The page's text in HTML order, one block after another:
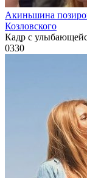
Акиньшина
Козловского
Кадр с
0330